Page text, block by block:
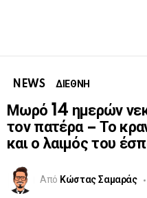
NEWS ΔΙΕΘΝΗ
Μωρό 14 ημερών
τον πατέρα – Το
και ο λαιμός του
Από Κώστας Σαμαράς